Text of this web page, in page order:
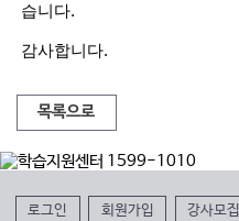
습니다.
감사합니다.
목록으로
로그인 회원가입 강사모집